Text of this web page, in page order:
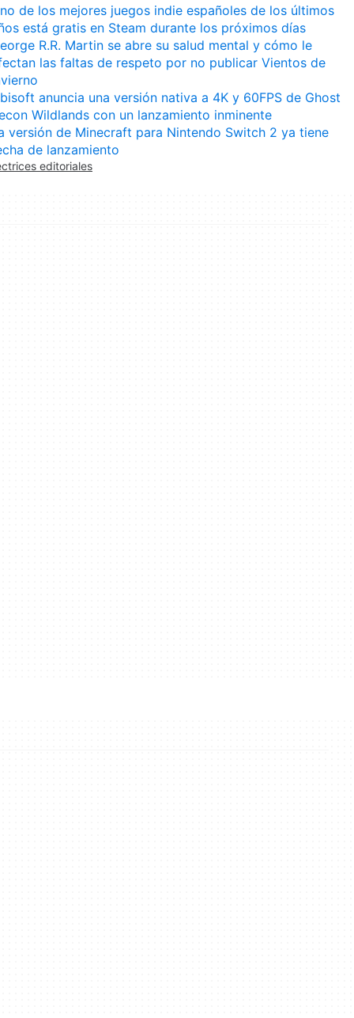
de los mejores juegos indie españoles de los últimos
está gratis en Steam durante los próximos días
R.R. Martin se abre su salud mental y cómo le
las faltas de respeto por no publicar Vientos de
anuncia una versión nativa a 4K y 60FPS de Ghost
Wildlands con un lanzamiento inminente
versión de Minecraft para Nintendo Switch 2 ya tiene
de lanzamiento
editoriales